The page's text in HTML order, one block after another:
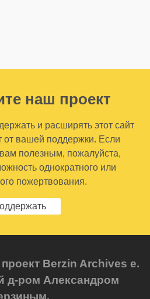
наш проект
и расширять этот сайт
от вашей поддержки. Если
полезным, пожалуйста,
однократного или
пожертвования.
Berzin Archives e.
д-ром Александром